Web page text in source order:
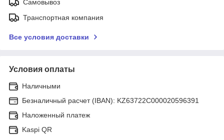
Самовывоз
Транспортная компания
Все условия доставки
Условия оплаты
Наличными
Безналичный расчет (IBAN): KZ63722C000020596391
Наложенный платеж
Kaspi QR